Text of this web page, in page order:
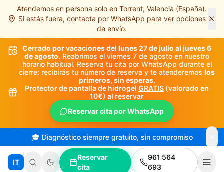
Saltar al contenido principal
Atendemos en persona solo en Torrent, Valencia (España).
Si estás fuera, contacta por WhatsApp para ver opciones
de envío.
Cerrado por vacaciones del lunes 27 de julio al jueves 6
de agosto. Reabrimos el viernes 7 de agosto en nuestro
horario habitual. Reserva tu cita por WhatsApp durante el
cierre: recibirás tu número de reserva y te atenderemos los
primeros, sin esperas.
Protector de pantalla de hidrogel GRATIS (valorado en
10€) al reservar
Reservar cita por WhatsApp
🎓 Diagnóstico siempre gratuito, sin compromiso
IT
Reservar
cita
961 564
693